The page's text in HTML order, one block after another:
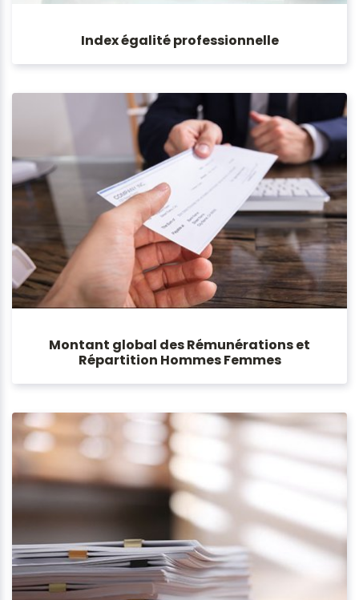
Index égalité professionnelle
Montant global des Rémunérations et
Répartition Hommes Femmes